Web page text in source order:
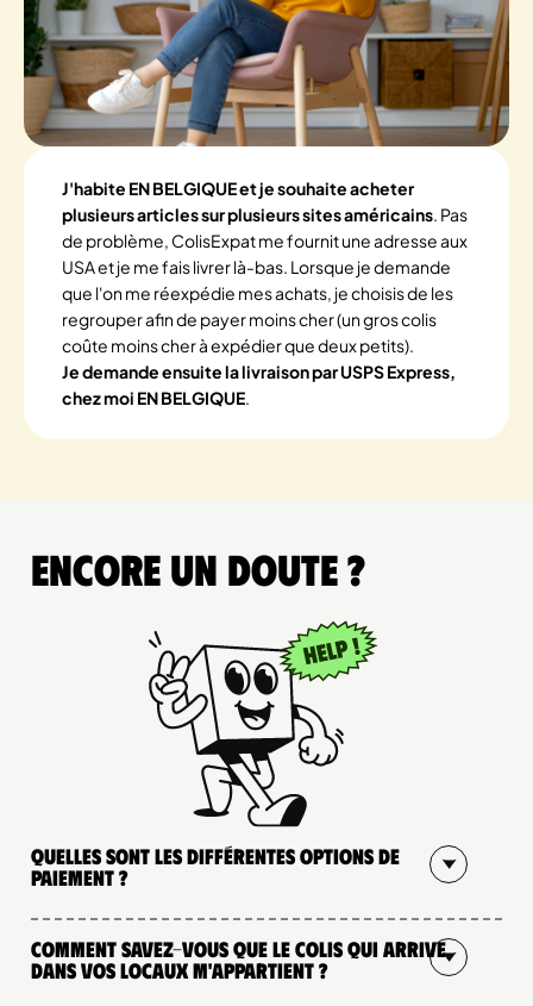
J'habite EN BELGIQUE et je souhaite acheter
plusieurs articles sur plusieurs sites américains. Pas
de problème, ColisExpat me fournit une adresse aux
USA et je me fais livrer là-bas. Lorsque je demande
que l'on me réexpédie mes achats, je choisis de les
regrouper afin de payer moins cher (un gros colis
coûte moins cher à expédier que deux petits).
Je demande ensuite la livraison par USPS Express,
chez moi EN BELGIQUE.
Encore un doute ?
Quelles sont les différentes options de
paiement ?
Comment savez-vous que le colis qui arrive
dans vos locaux m'appartient ?